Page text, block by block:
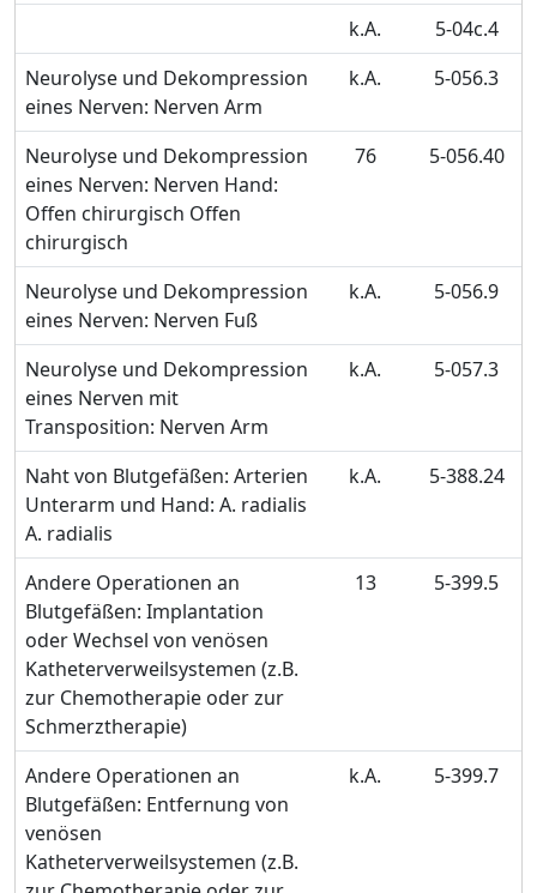
k.A.
5-04c.4
Neurolyse und Dekompression
eines Nerven: Nerven Arm
k.A. 5-056.3
Neurolyse und Dekompression
eines Nerven: Nerven Hand:
Offen chirurgisch Offen
chirurgisch
76 5-056.40
Neurolyse und Dekompression
eines Nerven: Nerven Fuß
k.A. 5-056.9
Neurolyse und Dekompression
eines Nerven mit
Transposition: Nerven Arm
k.A. 5-057.3
Naht von Blutgefäßen: Arterien
Unterarm und Hand: A. radialis
A. radialis
k.A. 5-388.24
Andere Operationen an
Blutgefäßen: Implantation
oder Wechsel von venösen
Katheterverweilsystemen (z.B.
zur Chemotherapie oder zur
Schmerztherapie)
13 5-399.5
Andere Operationen an
Blutgefäßen: Entfernung von
venösen
Katheterverweilsystemen (z.B.
k.A. 5-399.7